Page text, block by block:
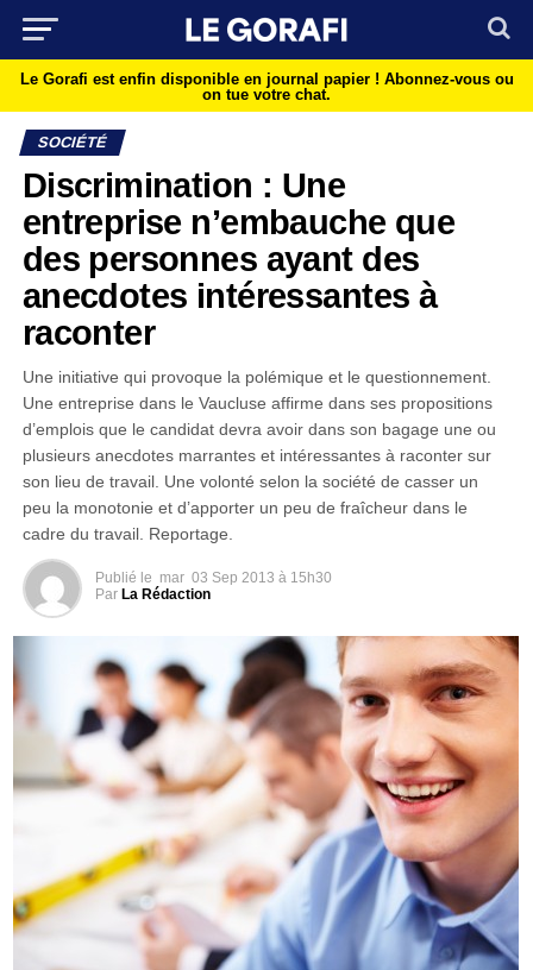
Le Gorafi est enfin disponible en journal papier ! Abonnez-vous ou
on tue votre chat.
SOCIÉTÉ
Discrimination : Une
entreprise n’embauche que
des personnes ayant des
anecdotes intéressantes à
raconter
Une initiative qui provoque la polémique et le questionnement.
Une entreprise dans le Vaucluse affirme dans ses propositions
d’emplois que le candidat devra avoir dans son bagage une ou
plusieurs anecdotes marrantes et intéressantes à raconter sur
son lieu de travail. Une volonté selon la société de casser un
peu la monotonie et d’apporter un peu de fraîcheur dans le
cadre du travail. Reportage.
Publié le mar 03 Sep 2013 à 15h30
Par La Rédaction